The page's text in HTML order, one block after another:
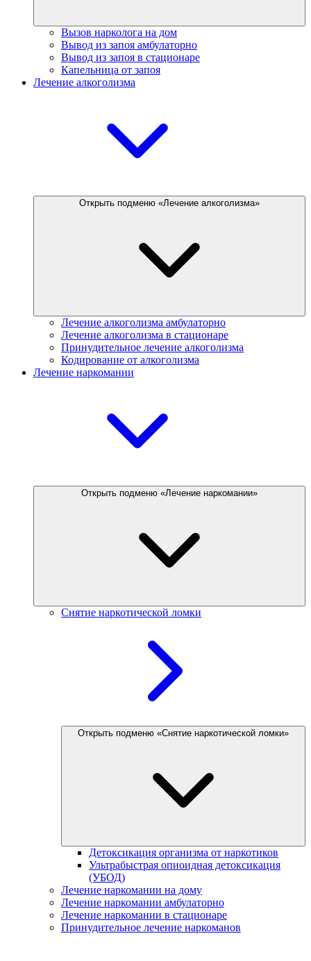
Вызов нарколога на дом
Вывод из запоя амбулаторно
Вывод из запоя в стационаре
Капельница от запоя
Лечение алкоголизма
Открыть подменю «Лечение алкоголизма»
Лечение алкоголизма амбулаторно
Лечение алкоголизма в стационаре
Принудительное лечение алкоголизма
Кодирование от алкоголизма
Лечение наркомании
Открыть подменю «Лечение наркомании»
Снятие наркотической ломки
Открыть подменю «Снятие наркотической ломки»
Детоксикация организма от наркотиков
Ультрабыстрая опиоидная детоксикация
(УБОД)
Лечение наркомании на дому
Лечение наркомании амбулаторно
Лечение наркомании в стационаре
Принудительное лечение наркоманов